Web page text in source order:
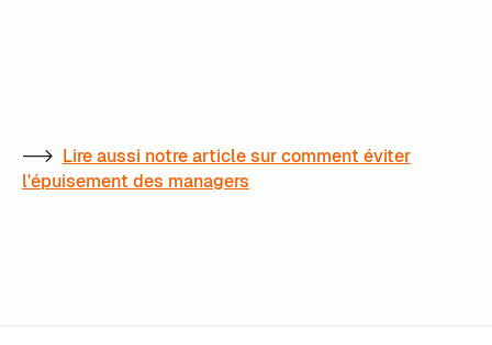
--> Lire aussi notre article sur comment éviter
l'épuisement des managers